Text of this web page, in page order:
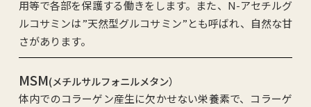
用等で各部を保護する働きをします。また、N-アセチルグ
ルコサミンは”天然型グルコサミン”とも呼ばれ、自然な甘
さがあります。
MSM(メチルサルフォニルメタン）
体内でのコラーゲン産生に欠かせない栄養素で、コラーゲ